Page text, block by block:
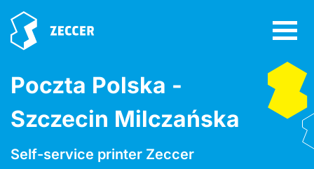
Poczta Polska -
Szczecin Milczańska
Self-service printer Zeccer